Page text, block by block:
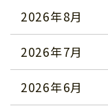
2026年8月
2026年7月
2026年6月